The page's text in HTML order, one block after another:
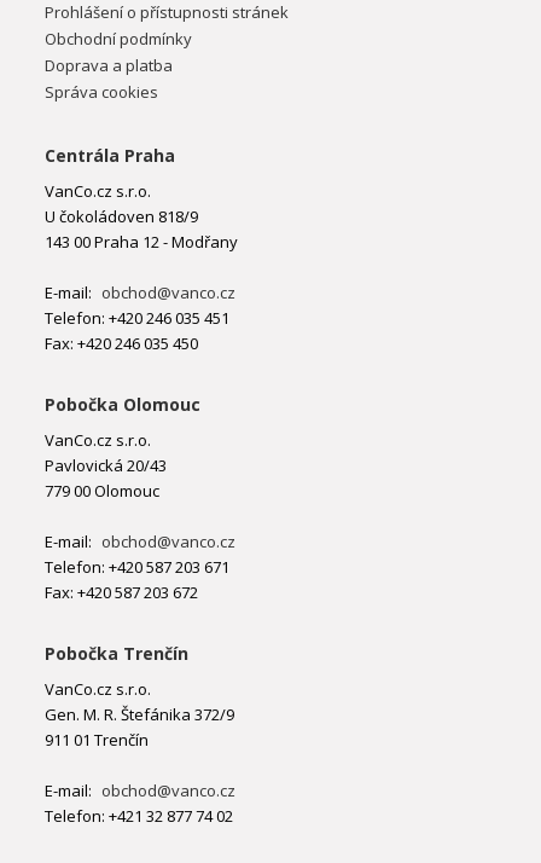
Prohlášení o přístupnosti stránek
Obchodní podmínky
Doprava a platba
Správa cookies
Centrála Praha
VanCo.cz s.r.o.
U čokoládoven 818/9
143 00 Praha 12 - Modřany
E-mail: obchod@vanco.cz
Telefon: +420 246 035 451
Fax: +420 246 035 450
Pobočka Olomouc
VanCo.cz s.r.o.
Pavlovická 20/43
779 00 Olomouc
E-mail: obchod@vanco.cz
Telefon: +420 587 203 671
Fax: +420 587 203 672
Pobočka Trenčín
VanCo.cz s.r.o.
Gen. M. R. Štefánika 372/9
911 01 Trenčín
E-mail: obchod@vanco.cz
Telefon: +421 32 877 74 02